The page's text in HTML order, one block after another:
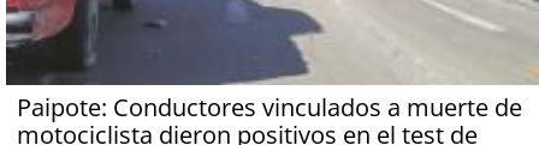
Paipote: Conductores vinculados a muerte de
motociclista dieron positivos en el test de